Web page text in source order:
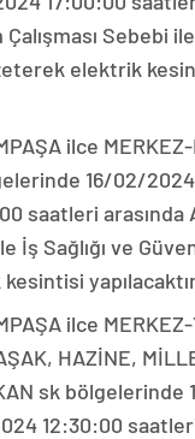
Sebebi
elektrik
ilce
16/02/
saatleri arasında
İş Sağlığı ve
ilce
HAZİNE,
sk
12:30:00